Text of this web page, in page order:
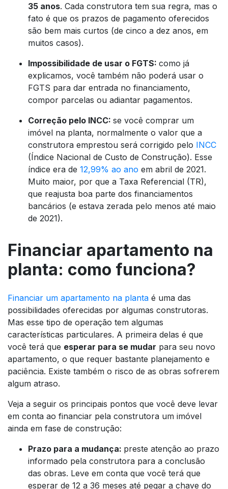
35 anos. Cada construtora tem sua regra, mas o
fato é que os prazos de pagamento oferecidos
são bem mais curtos (de cinco a dez anos, em
muitos casos).
Impossibilidade de usar o FGTS: como já
explicamos, você também não poderá usar o
FGTS para dar entrada no financiamento,
compor parcelas ou adiantar pagamentos.
Correção pelo INCC: se você comprar um
imóvel na planta, normalmente o valor que a
construtora emprestou será corrigido pelo INCC
(Índice Nacional de Custo de Construção). Esse
índice era de 12,99% ao ano em abril de 2021.
Muito maior, por que a Taxa Referencial (TR),
que reajusta boa parte dos financiamentos
bancários (e estava zerada pelo menos até maio
de 2021).
Financiar apartamento na
planta: como funciona?
Financiar um apartamento na planta é uma das
possibilidades oferecidas por algumas construtoras.
Mas esse tipo de operação tem algumas
características particulares. A primeira delas é que
você terá que esperar para se mudar para seu novo
apartamento, o que requer bastante planejamento e
paciência. Existe também o risco de as obras sofrerem
algum atraso.
Veja a seguir os principais pontos que você deve levar
em conta ao financiar pela construtora um imóvel
ainda em fase de construção:
Prazo para a mudança: preste atenção ao prazo
informado pela construtora para a conclusão
das obras. Leve em conta que você terá que
esperar de 12 a 36 meses até pegar a chave do